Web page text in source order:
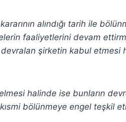
alındığı tarih ile
faaliyetlerini devam
şirketin kabul etmesi
halinde ise bunların
bölünmeye engel teşkil